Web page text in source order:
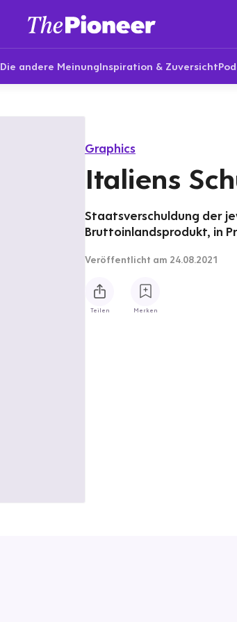
Die andere MeinungInspiration & Zuversicht
Graphics
Italiens
Staatsverschuldung der
Bruttoinlandsprodukt, in
Veröffentlicht am 24.08.2021
Teilen Merken